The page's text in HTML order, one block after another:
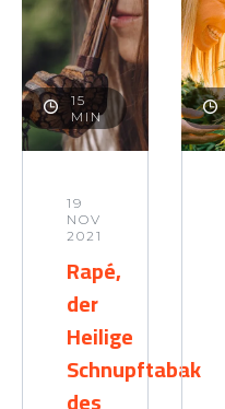
15
MIN
19
NOV
2021
Rapé,
der
Heilige
Schnupftabak